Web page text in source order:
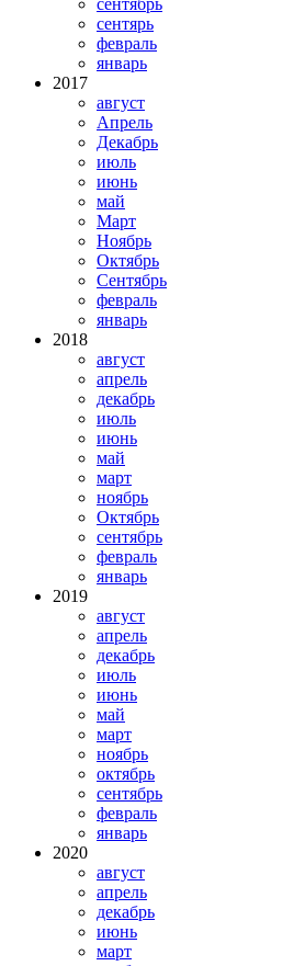
сентябрь
сентярь
февраль
январь
2017
август
Апрель
Декабрь
июль
июнь
май
Март
Ноябрь
Октябрь
Сентябрь
февраль
январь
2018
август
апрель
декабрь
июль
июнь
май
март
ноябрь
Октябрь
сентябрь
февраль
январь
2019
август
апрель
декабрь
июль
июнь
май
март
ноябрь
октябрь
сентябрь
февраль
январь
2020
август
апрель
декабрь
июнь
март